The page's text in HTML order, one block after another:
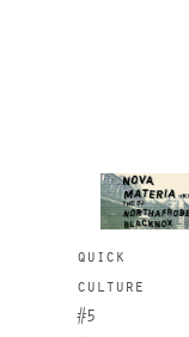
quick
culture
#5